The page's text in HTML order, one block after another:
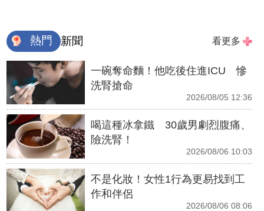
熱門 新聞 看更多
一碗奪命麵！他吃後住進ICU 慘
洗腎搶命
2026/08/05 12:36
喝這種冰拿鐵 30歲男劇烈腹痛、
險洗腎！
2026/08/06 10:03
不是化妝！女性1行為更易找到工
作和伴侶
2026/08/06 08:06